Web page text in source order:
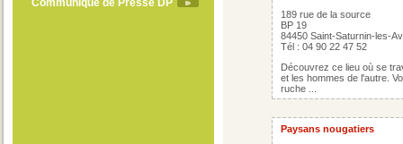
Communiqué de Presse DP
189 rue de la source
BP 19
84450 Saint-Saturnin-les-
Tél : 04 90 22 47 52
Découvrez ce lieu où se
et les hommes de l'autre.
ruche ...
Paysans nougatiers